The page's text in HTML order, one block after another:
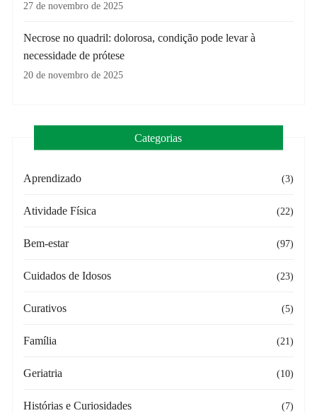
27 de novembro de 2025
Necrose no quadril: dolorosa, condição pode levar à
necessidade de prótese
20 de novembro de 2025
Categorias
Aprendizado (3)
Atividade Física (22)
Bem-estar (97)
Cuidados de Idosos (23)
Curativos (5)
Família (21)
Geriatria (10)
Histórias e Curiosidades (7)